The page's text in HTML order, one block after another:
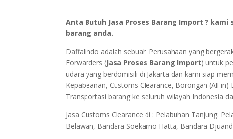
Anta Butuh Jasa Proses Barang Import ?
barang anda.
Daffalindo adalah sebuah Perusahaan yang
Forwarders (Jasa Proses Barang Import) untuk
udara yang berdomisili di Jakarta dan kami siap
Kepabeanan, Customs Clearance, Borongan (All
Transportasi barang ke seluruh wilayah Indonesia
Jasa Customs Clearance di : Pelabuhan Tanjung.
Belawan, Bandara Soekarno Hatta, Bandara